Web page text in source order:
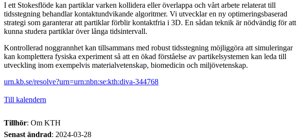
I ett Stokesflöde kan partiklar varken kollidera eller överlappa och vårt arbete relaterat till
tidsstegning behandlar kontaktundvikande algoritmer. Vi utvecklar en ny optimeringsbaserad
strategi som garanterar att partiklar förblir kontaktfria i 3D. En sådan teknik är nödvändig för att
kunna studera partiklar över långa tidsintervall.
Kontrollerad noggrannhet kan tillsammans med robust tidsstegning möjliggöra att simuleringar
kan komplettera fysiska experiment så att en ökad förståelse av partikelsystemen kan leda till
utveckling inom exempelvis materialvetenskap, biomedicin och miljövetenskap.
urn.kb.se/resolve?urn=urn:nbn:se:kth:diva-344768
Till kalendern
Tillhör: Om KTH
Senast ändrad: 2024-03-28